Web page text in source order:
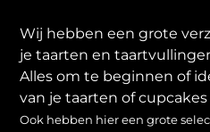
Wij hebben een grote
je taarten en
Alles om te beginnen of
van je taarten of
Ook hebben hier een grote